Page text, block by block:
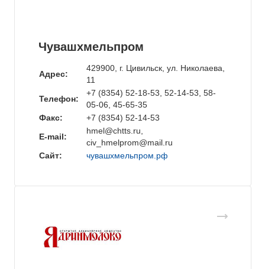
Чувашхмельпром
Адрес:
429900, г. Цивильск, ул. Николаева,
11
Телефон:
+7 (8354) 52-18-53, 52-14-53, 58-
05-06, 45-65-35
Факс:
+7 (8354) 52-14-53
E-mail:
hmel@chtts.ru,
civ_hmelprom@mail.ru
Сайт:
чувашхмельпром.рф